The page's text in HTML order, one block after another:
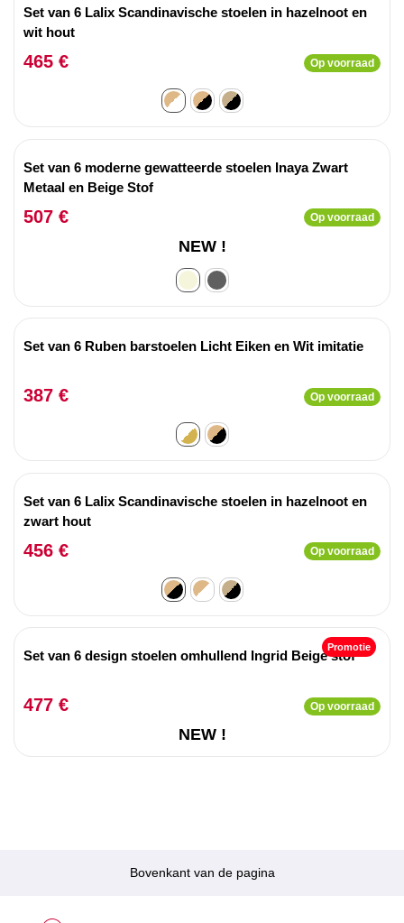
Set van 6 Lalix Scandinavische stoelen in hazelnoot en
wit hout
465 € Op voorraad
Set van 6 moderne gewatteerde stoelen Inaya Zwart
Metaal en Beige Stof
507 € Op voorraad
NEW !
Set van 6 Ruben barstoelen Licht Eiken en Wit imitatie
387 € Op voorraad
Set van 6 Lalix Scandinavische stoelen in hazelnoot en
zwart hout
456 € Op voorraad
Set van 6 design stoelen omhullend Ingrid Beige stof
477 € Op voorraad
NEW !
Promotie
Bovenkant van de pagina